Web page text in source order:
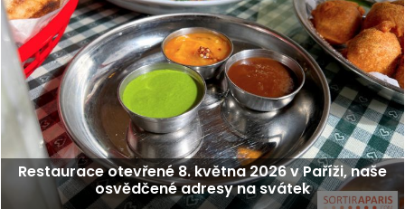
Restaurace otevřené 8. května 2026 v Paříži, naše
osvědčené adresy na svátek